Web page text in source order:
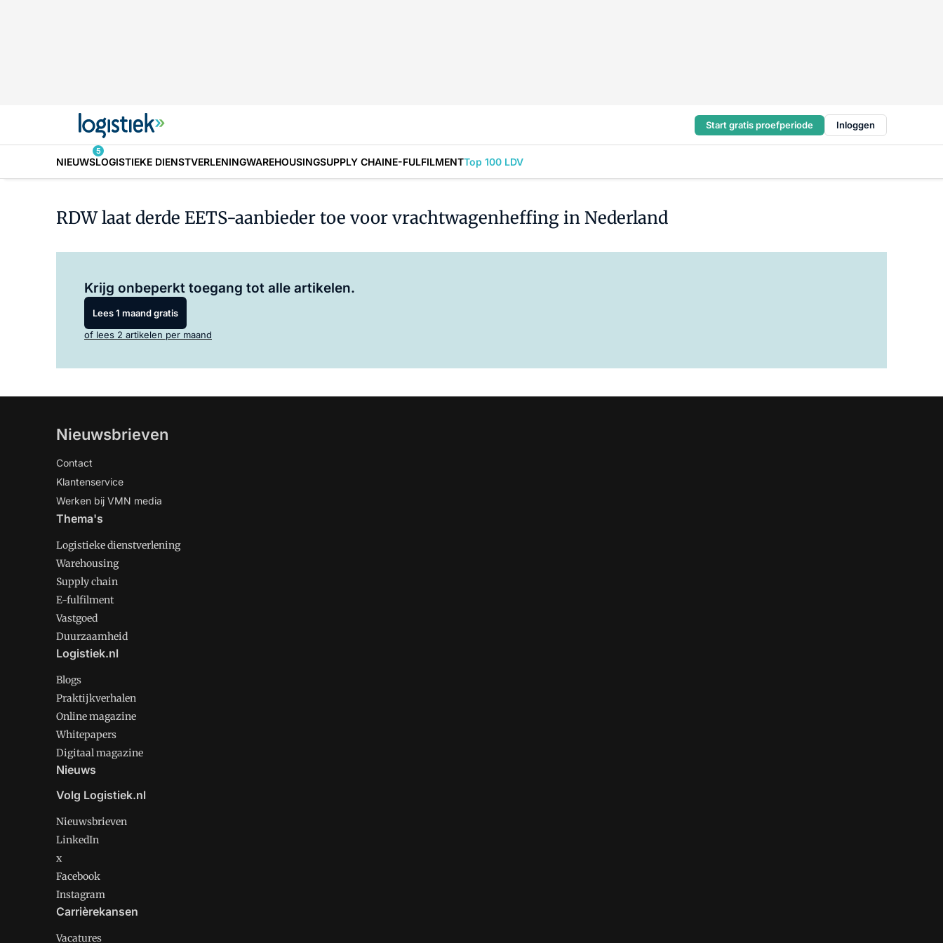
Start gratis proefperiode Inloggen
NIEUWS
5
LOGISTIEKE DIENSTVERLENINGWAREHOUSINGSUPPLY CHAINE-FULFILMENTTop 100 LDV
RDW laat derde EETS-aanbieder toe voor vrachtwagenheffing in Nederland
Krijg onbeperkt toegang tot alle artikelen.
Lees 1 maand gratis
of lees 2 artikelen per maand
Nieuwsbrieven
Contact
Klantenservice
Werken bij VMN media
Thema's
Logistieke dienstverlening
Warehousing
Supply chain
E-fulfilment
Vastgoed
Duurzaamheid
Logistiek.nl
Blogs
Praktijkverhalen
Online magazine
Whitepapers
Digitaal magazine
Nieuws
Volg Logistiek.nl
Nieuwsbrieven
LinkedIn
x
Facebook
Instagram
Carrièrekansen
Vacatures